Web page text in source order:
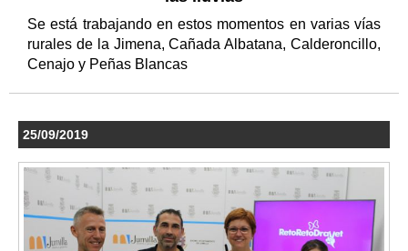
Se está trabajando en estos momentos en varias vías
rurales de la Jimena, Cañada Albatana, Calderoncillo,
Cenajo y Peñas Blancas
25/09/2019